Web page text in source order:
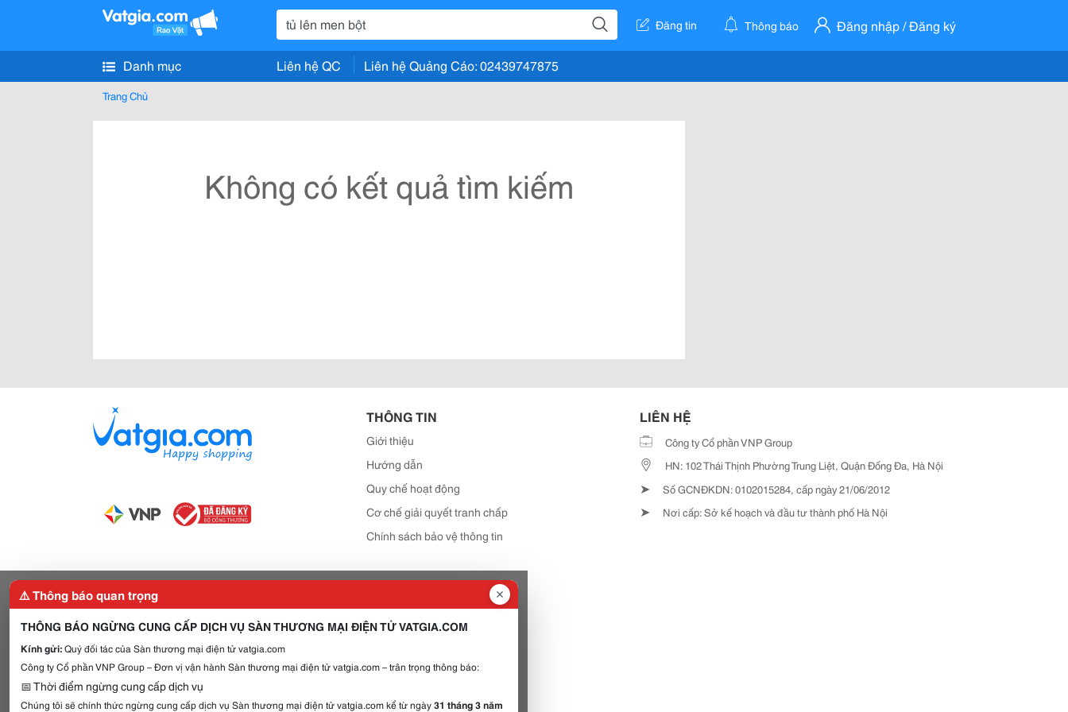
Đăng tin Thông báo Đăng nhập / Đăng ký
Danh mục Liên hệ QC Liên hệ Quảng Cáo: 02439747875
Trang Chủ
Không có kết quả tìm kiếm
THÔNG TIN
Giới thiệu
Hướng dẫn
Quy chế hoạt động
Cơ chế giải quyết tranh chấp
Chính sách bảo vệ thông tin
LIÊN HỆ
Công ty Cổ phần VNP Group
HN: 102 Thái Thịnh Phường Trung Liệt, Quận Đống Đa, Hà Nội
➤ Số GCNĐKDN: 0102015284, cấp ngày 21/06/2012
➤ Nơi cấp: Sở kế hoạch và đầu tư thành phố Hà Nội
⚠️ Thông báo quan trọng
THÔNG BÁO NGỪNG CUNG CẤP DỊCH VỤ SÀN THƯƠNG MẠI ĐIỆN TỬ VATGIA.COM
Kính gửi:Quý đối tác của Sàn thương mại điện tử vatgia.com
Công ty Cổ phần VNP Group – Đơn vị vận hành Sàn thương mại điện tử vatgia.com – trân trọng thông báo:
📅 Thời điểm ngừng cung cấp dịch vụ
Chúng tôi sẽ chính thức ngừng cung cấp dịch vụ Sàn thương mại điện tử vatgia.com kể từ ngày31 tháng 3 năm